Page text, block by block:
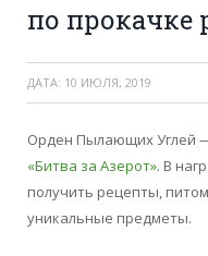
по прокачке
ДАТА: 10 ИЮЛЯ, 2019
Орден Пылающих Углей
«Битва за Азерот». В
получить рецепты,
уникальные предметы.